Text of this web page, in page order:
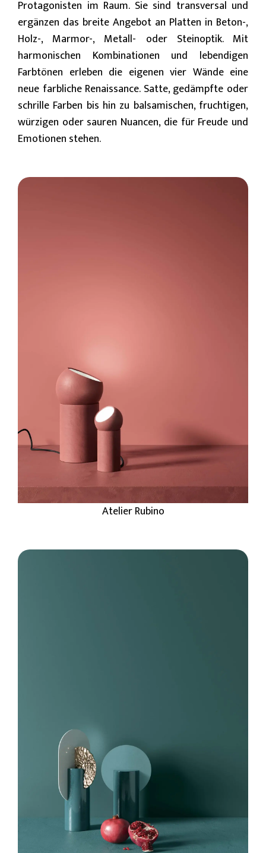
Protagonisten im Raum. Sie sind transversal und
ergänzen das breite Angebot an Platten in Beton-,
Holz-, Marmor-, Metall- oder Steinoptik. Mit
harmonischen Kombinationen und lebendigen
Farbtönen erleben die eigenen vier Wände eine
neue farbliche Renaissance. Satte, gedämpfte oder
schrille Farben bis hin zu balsamischen, fruchtigen,
würzigen oder sauren Nuancen, die für Freude und
Emotionen stehen.
Atelier Rubino